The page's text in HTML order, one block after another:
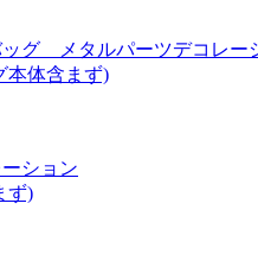
ッグ メタルパーツデコレー
本体含まず)
ション
ず)